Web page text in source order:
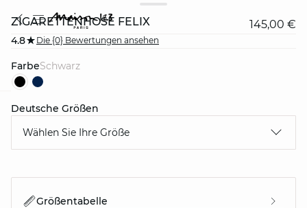
ZIGARETTENHOSE FELIX 145,00 €
4.8 Die {0} Bewertungen ansehen
Farbe schwarz
Deutsche Größen
Wählen Sie Ihre Größe
Größentabelle